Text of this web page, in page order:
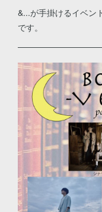
&...が手掛けるイベン
です。